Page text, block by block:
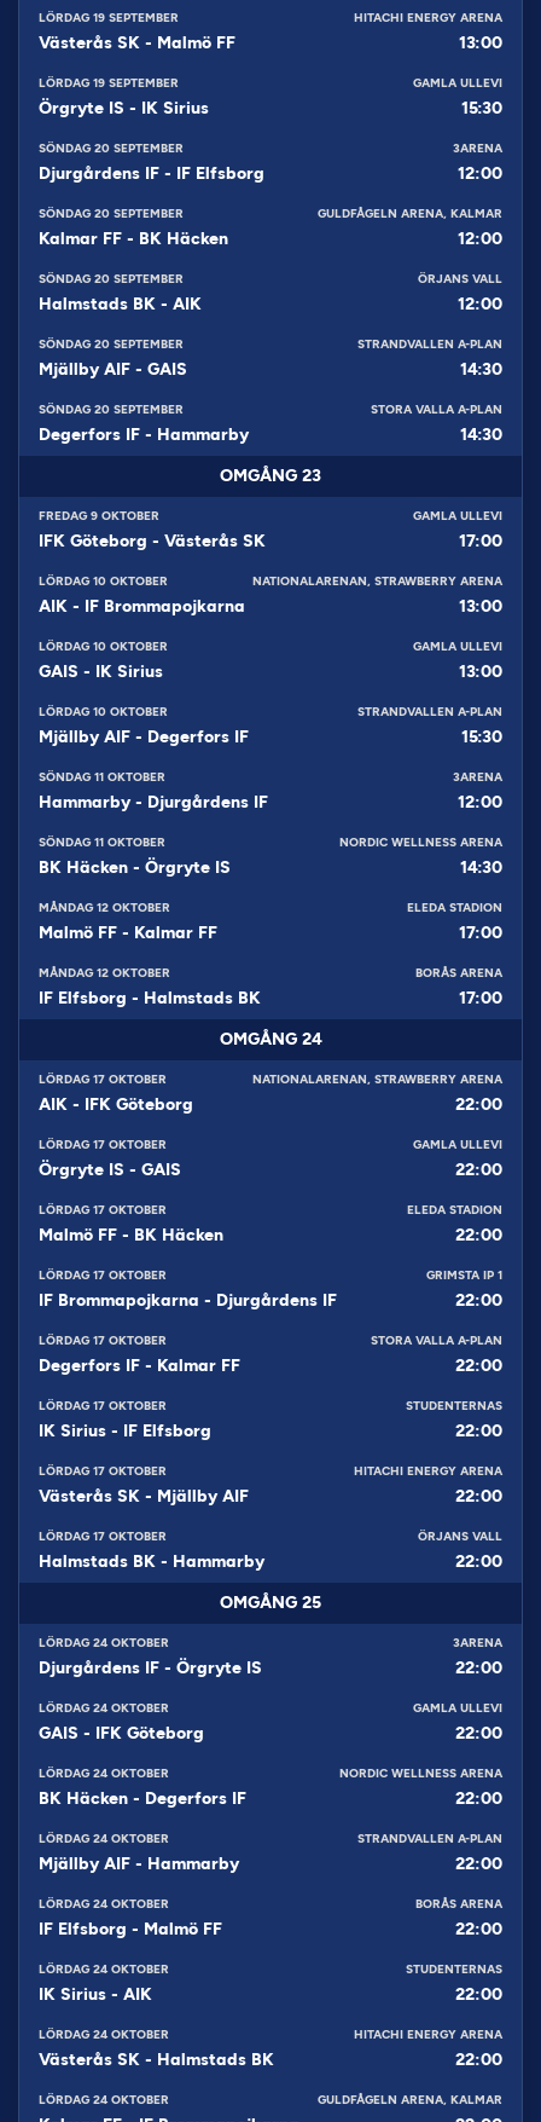
LÖRDAG 19 SEPTEMBER HITACHI ENERGY ARENA
Västerås SK - Malmö FF 13:00
LÖRDAG 19 SEPTEMBER GAMLA ULLEVI
Örgryte IS - IK Sirius 15:30
SÖNDAG 20 SEPTEMBER 3ARENA
Djurgårdens IF - IF Elfsborg 12:00
SÖNDAG 20 SEPTEMBER GULDFÅGELN ARENA, KALMAR
Kalmar FF - BK Häcken 12:00
SÖNDAG 20 SEPTEMBER ÖRJANS VALL
Halmstads BK - AIK 12:00
SÖNDAG 20 SEPTEMBER STRANDVALLEN A-PLAN
Mjällby AIF - GAIS 14:30
SÖNDAG 20 SEPTEMBER STORA VALLA A-PLAN
Degerfors IF - Hammarby
14:30
OMGÅNG 23
FREDAG 9 OKTOBER GAMLA ULLEVI
IFK Göteborg - Västerås SK 17:00
LÖRDAG 10 OKTOBER NATIONALARENAN, STRAWBERRY ARENA
AIK - IF Brommapojkarna 13:00
LÖRDAG 10 OKTOBER GAMLA ULLEVI
GAIS - IK Sirius 13:00
LÖRDAG 10 OKTOBER STRANDVALLEN A-PLAN
Mjällby AIF - Degerfors IF 15:30
SÖNDAG 11 OKTOBER 3ARENA
Hammarby- Djurgårdens IF 12:00
SÖNDAG 11 OKTOBER NORDIC WELLNESS ARENA
BK Häcken - Örgryte IS 14:30
MÅNDAG 12 OKTOBER ELEDA STADION
Malmö FF - Kalmar FF 17:00
MÅNDAG 12 OKTOBER BORÅS ARENA
IF Elfsborg - Halmstads BK
17:00
OMGÅNG 24
LÖRDAG 17 OKTOBER NATIONALARENAN, STRAWBERRY ARENA
AIK - IFK Göteborg 22:00
LÖRDAG 17 OKTOBER GAMLA ULLEVI
Örgryte IS - GAIS 22:00
LÖRDAG 17 OKTOBER ELEDA STADION
Malmö FF - BK Häcken 22:00
LÖRDAG 17 OKTOBER GRIMSTA IP 1
IF Brommapojkarna - Djurgårdens IF 22:00
LÖRDAG 17 OKTOBER STORA VALLA A-PLAN
Degerfors IF - Kalmar FF 22:00
LÖRDAG 17 OKTOBER STUDENTERNAS
IK Sirius - IF Elfsborg 22:00
LÖRDAG 17 OKTOBER HITACHI ENERGY ARENA
Västerås SK - Mjällby AIF 22:00
LÖRDAG 17 OKTOBER ÖRJANS VALL
Halmstads BK - Hammarby
22:00
OMGÅNG 25
LÖRDAG 24 OKTOBER 3ARENA
Djurgårdens IF - Örgryte IS 22:00
LÖRDAG 24 OKTOBER GAMLA ULLEVI
GAIS - IFK Göteborg 22:00
LÖRDAG 24 OKTOBER NORDIC WELLNESS ARENA
BK Häcken - Degerfors IF 22:00
LÖRDAG 24 OKTOBER STRANDVALLEN A-PLAN
Mjällby AIF - Hammarby 22:00
LÖRDAG 24 OKTOBER BORÅS ARENA
IF Elfsborg - Malmö FF 22:00
LÖRDAG 24 OKTOBER STUDENTERNAS
IK Sirius - AIK 22:00
LÖRDAG 24 OKTOBER HITACHI ENERGY ARENA
Västerås SK - Halmstads BK 22:00
LÖRDAG 24 OKTOBER GULDFÅGELN ARENA, KALMAR